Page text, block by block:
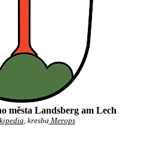
města Landsberg am Lech
, kresba Merops